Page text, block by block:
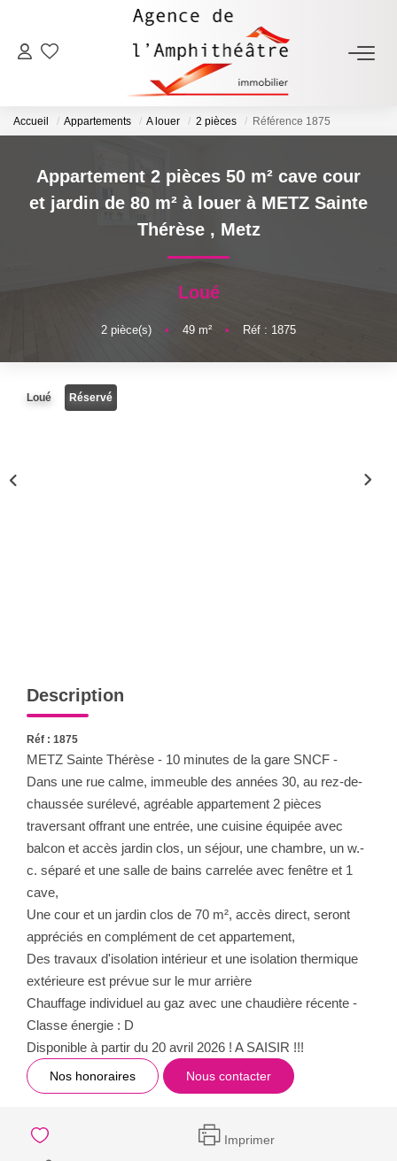
ACHETER
ESTIMER
NOTRE AGENCE
Accueil Appartements A louer 2 pièces Référence 1875
Appartement 2 pièces 50 m² cave cour
et jardin de 80 m² à louer à METZ Sainte
Thérèse , Metz
Loué
2 pièce(s) • 49 m² • Réf : 1875
Loué Réservé
Description
Réf : 1875
METZ Sainte Thérèse - 10 minutes de la gare SNCF -
Dans une rue calme, immeuble des années 30, au rez-de-
chaussée surélevé, agréable appartement 2 pièces
traversant offrant une entrée, une cuisine équipée avec
balcon et accès jardin clos, un séjour, une chambre, un w.-
c. séparé et une salle de bains carrelée avec fenêtre et 1
cave,
Une cour et un jardin clos de 70 m², accès direct, seront
appréciés en complément de cet appartement,
Des travaux d'isolation intérieur et une isolation thermique
extérieure est prévue sur le mur arrière
Chauffage individuel au gaz avec une chaudière récente -
Classe énergie : D
Disponible à partir du 20 avril 2026 ! A SAISIR !!!
Nos honoraires Nous contacter
Imprimer